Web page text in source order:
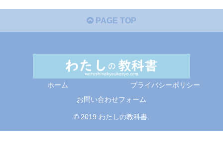
PAGE TOP
ホーム
プライバシーポリシー
お問い合わせフォーム
© 2019 わたしの教科書.